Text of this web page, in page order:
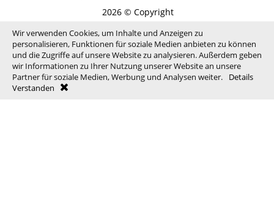
2026 © Copyright
Wir verwenden Cookies, um Inhalte und Anzeigen zu
personalisieren, Funktionen für soziale Medien anbieten zu können
und die Zugriffe auf unsere Website zu analysieren. Außerdem geben
wir Informationen zu Ihrer Nutzung unserer Website an unsere
Partner für soziale Medien, Werbung und Analysen weiter.
Details
Verstanden